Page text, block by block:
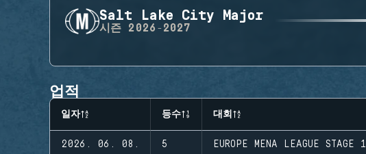
Salt Lake City Major
시즌 2026-2027
업적
일자 등수 대회
2026. 06. 08. 5 EUROPE MENA LEAGUE STAGE 1